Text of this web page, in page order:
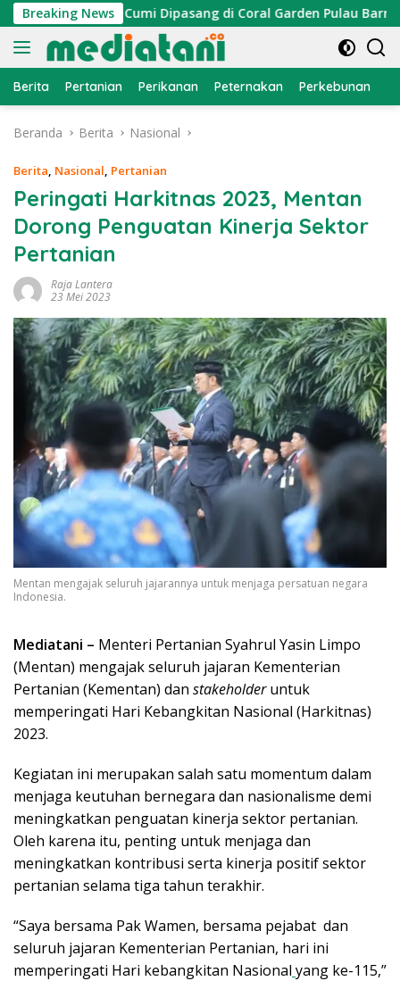
Langsung
ke
konten
Breaking News
Atraktor Cumi Dipasang di Coral Garden Pulau Barrang
Berita Pertanian Perikanan Peternakan Perkebunan
Beranda Berita Nasional
Berita, Nasional, Pertanian
Peringati Harkitnas 2023, Mentan
Dorong Penguatan Kinerja Sektor
Pertanian
Raja Lantera
23 Mei 2023
Mentan mengajak seluruh jajarannya untuk menjaga persatuan negara
Indonesia.
Mediatani – Menteri Pertanian Syahrul Yasin Limpo
(Mentan) mengajak seluruh jajaran Kementerian
Pertanian (Kementan) dan stakeholderuntuk
memperingati Hari Kebangkitan Nasional (Harkitnas)
2023.
Kegiatan ini merupakan salah satu momentum dalam
menjaga keutuhan bernegara dan nasionalisme demi
meningkatkan penguatan kinerja sektor pertanian.
Oleh karena itu, penting untuk menjaga dan
meningkatkan kontribusi serta kinerja positif sektor
pertanian selama tiga tahun terakhir.
“Saya bersama Pak Wamen, bersama pejabat dan
seluruh jajaran Kementerian Pertanian, hari ini
memperingati Hari kebangkitan Nasional yang ke-115,”